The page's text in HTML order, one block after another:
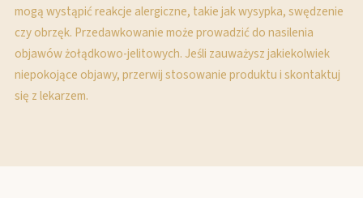
mogą wystąpić reakcje alergiczne, takie jak wysypka, swędzenie
czy obrzęk. Przedawkowanie może prowadzić do nasilenia
objawów żołądkowo-jelitowych. Jeśli zauważysz jakiekolwiek
niepokojące objawy, przerwij stosowanie produktu i skontaktuj
się z lekarzem.